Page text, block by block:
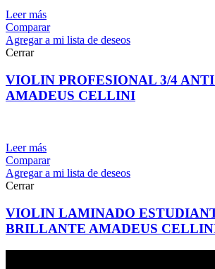
Leer más
Comparar
Agregar a mi lista de deseos
Cerrar
VIOLIN PROFESIONAL 3/4
AMADEUS CELLINI
Leer más
Comparar
Agregar a mi lista de deseos
Cerrar
VIOLIN LAMINADO
BRILLANTE AMADEUS